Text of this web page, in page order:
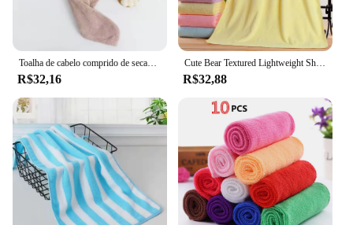
Toalha de cabelo comprido de secagem rápida para mulheres, boné de banho macio com microfibra, chapéu de banho
R$32,16
Cute Bear Textured Lightweight Shower Towel, Microfiber Absorbent Bath Towel, Super Fine, Beach Essentials, Suprimentos do banheiro, 1Pc
R$32,88